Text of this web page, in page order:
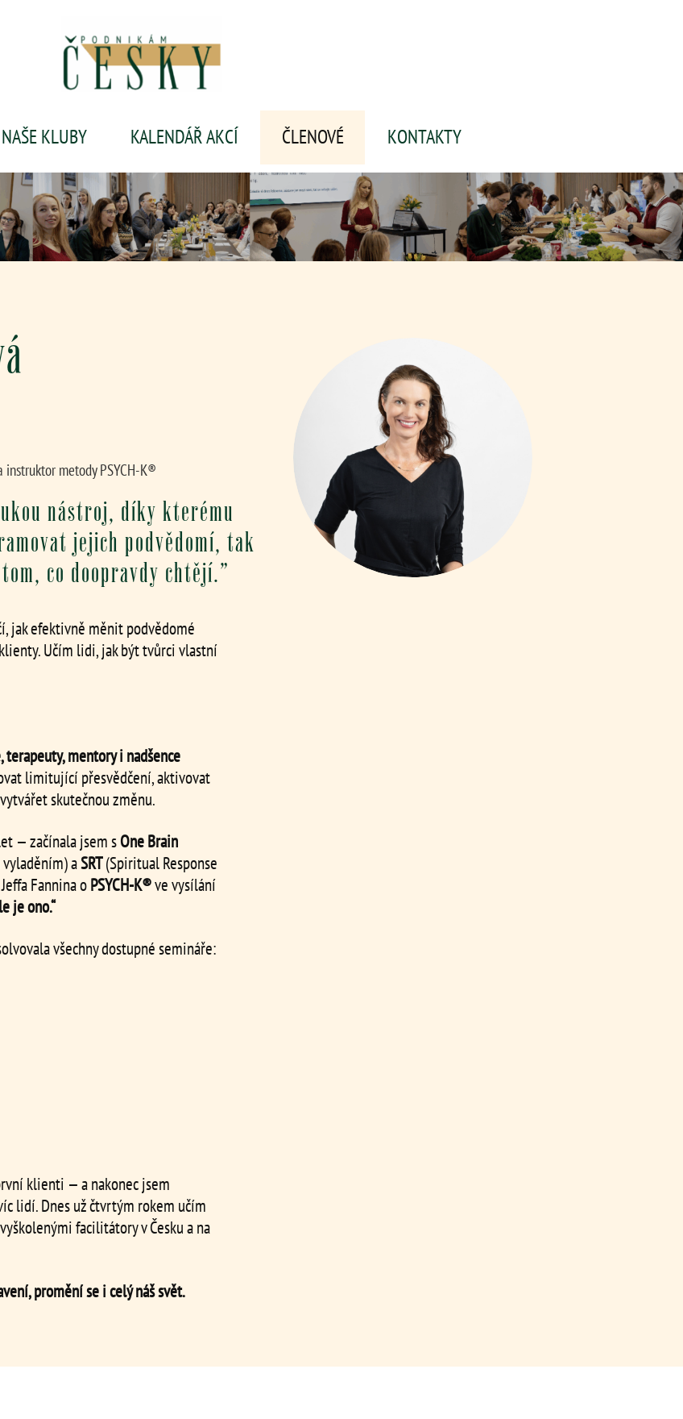
NAŠE KLUBY KALENDÁŘ AKCÍ ČLENOVÉ KONTAKTY
metody PSYCH‑K®
nástroj, díky kterému
jejich podvědomí, tak
co doopravdy chtějí.”
jak efektivně měnit podvědomé
Učím lidi, jak být tvůrci vlastní
mentory i nadšence
limitující přesvědčení, aktivovat
skutečnou změnu.
— začínala jsem sOne Brain
aSRT(Spiritual Response
Fannina oPSYCH‑K®ve vysílání
je ono.“
všechny dostupné semináře:
klienti — a nakonec jsem
lidí. Dnes už čtvrtým rokem učím
facilitátory v Česku a na
promění se i celý náš svět.